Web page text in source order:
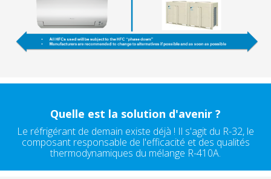
Quelle est la solution d'avenir ?
Le réfrigérant de demain existe déjà ! Il s'agit du R-32, le
composant responsable de l'efficacité et des qualités
thermodynamiques du mélange R-410A.